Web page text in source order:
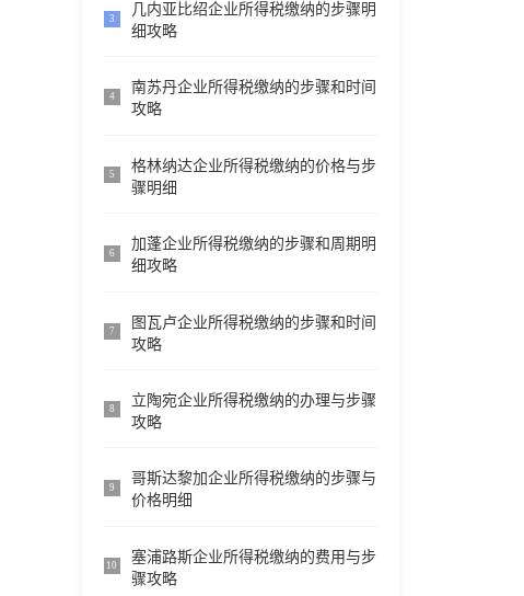
3
几内亚比绍企业所得税缴纳的步骤明
细攻略
4
南苏丹企业所得税缴纳的步骤和时间
攻略
5
格林纳达企业所得税缴纳的价格与步
骤明细
6
加蓬企业所得税缴纳的步骤和周期明
细攻略
7
图瓦卢企业所得税缴纳的步骤和时间
攻略
8
立陶宛企业所得税缴纳的办理与步骤
攻略
9
哥斯达黎加企业所得税缴纳的步骤与
价格明细
10
塞浦路斯企业所得税缴纳的费用与步
骤攻略